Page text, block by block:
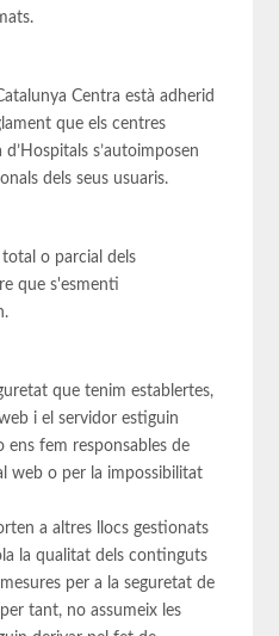
Centra està adherid
que els centres
s’autoimposen
dels seus usuaris.
o parcial dels
que s'esmenti
que tenim establertes,
i el servidor estiguin
ens fem responsables de
web o per la impossibilitat
a altres llocs gestionats
la qualitat dels continguts
per a la seguretat de
tant, no assumeix les